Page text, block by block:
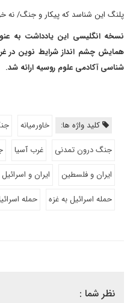
پلنگ این شناسد که پیکار و جنگ/
همایش چشم انداز شرایط نوین در
شناسی آکادمی علوم روسیه ارائه شد.
کلید واژه ها: خاورمیانه
جنگ درون تمدنی
غرب آسیا
ایران و فلسطین
ایران و اسرائیل
حمله اسرائیل به غزه
حمله
نظر شما :